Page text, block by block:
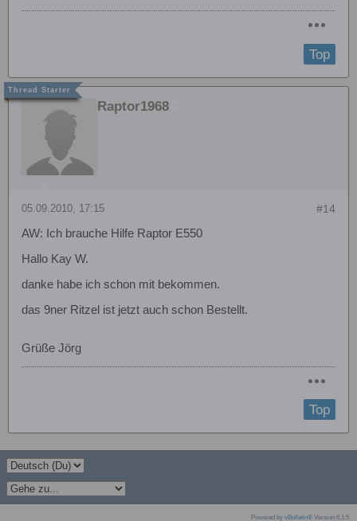
Top
Raptor1968
#14
05.09.2010, 17:15
AW: Ich brauche Hilfe Raptor E550
Hallo Kay W.
danke habe ich schon mit bekommen.
das 9ner Ritzel ist jetzt auch schon Bestellt.
Grüße Jörg
Top
Powered by vBulletin® Version 6.1.5